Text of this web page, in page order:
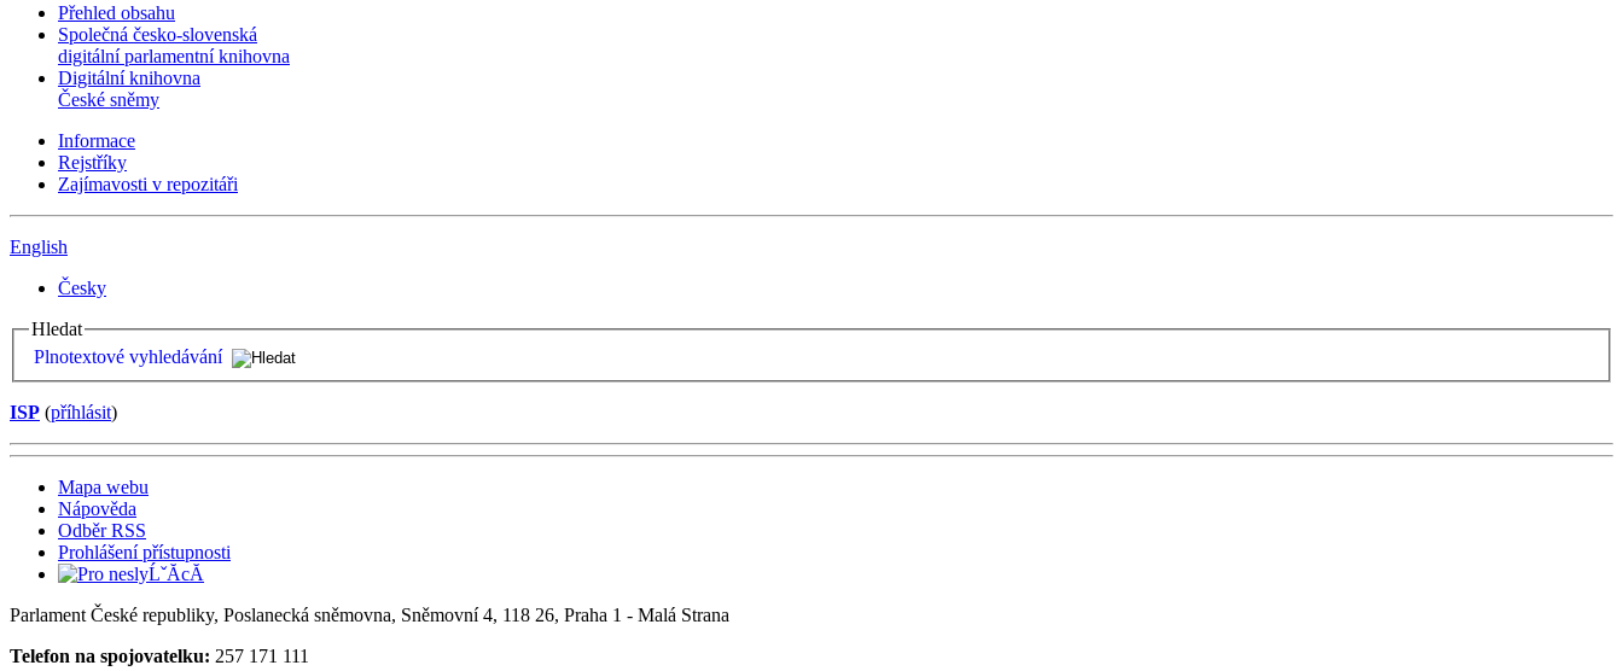
Přehled obsahu
Společná česko-slovenská
digitální parlamentní knihovna
Digitální knihovna
České sněmy
Informace
Rejstříky
Zajímavosti v repozitáři
English
Česky
Hledat
Plnotextové vyhledávání
ISP (příhlásit)
Mapa webu
Nápověda
Odběr RSS
Prohlášení přístupnosti
Parlament České republiky, Poslanecká sněmovna, Sněmovní 4, 118 26, Praha 1 - Malá Strana
Telefon na spojovatelku: 257 171 111